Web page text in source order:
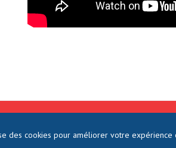
©2021 COMMENTJOINDRE.FR - TOUS
des cookies pour améliorer votre expérience